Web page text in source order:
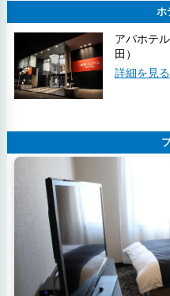
ホ
アパホテ
田）
詳細を見る